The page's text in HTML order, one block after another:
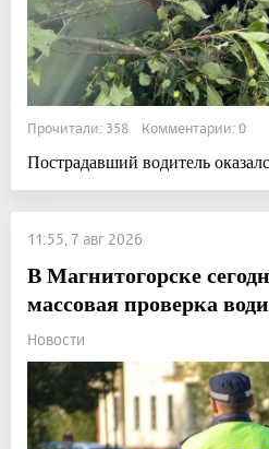
Прочитали: 358 Комментарии: 0
Пострадавший водитель
11:55, 7 авг 2026
В Магнитогорске
массовая проверка
Новости